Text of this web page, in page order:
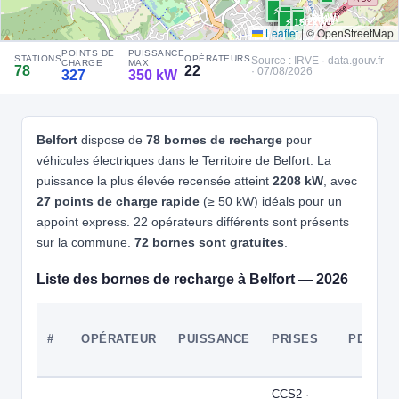
🧭 S'y rendre
4 CITEOS MOBILITÉ ELECTRIQUE PARIS - COGEL
TDE90 - MEROUX-MOVAL - Jonxion 1, Avenue de la Gare
Recharge gratuite
Réservable
🏍️ 2 roues
SIED70 - HERICOURT - Place Brossolette
CCS2 · CHAdeMO · Type 2 · EF
⚡ 300 kW
⚡ 22 kW
⚡ 150 kW
⚡ 22 kW
⚡ 22.08 kW
⚡ 22 kW
⚡ 22 kW
⚡ 50 kW
⚡ 22 kW
⚡ 22 kW
⚡ 150 kW
⚡ 22 kW
⚡ 22 kW
⚡ 22 kW
⚡ 22 kW
⚡ 22 kW
Leaflet|© OpenStreetMap
STATIONS
78
POINTS DE
CHARGE
327
PUISSANCE
MAX
350 kW
OPÉRATEURS
22
Source : IRVE · data.gouv.fr
· 07/08/2026
Belfort dispose de 78 bornes de recharge pour
véhicules électriques dans le Territoire de Belfort. La
puissance la plus élevée recensée atteint 2208 kW , avec
27 points de charge rapide (≥ 50 kW) idéals pour un
appoint express. 22 opérateurs différents sont présents
sur la commune. 72 bornes sont gratuites
Liste des bornes de recharge à Belfort — 2026
# OPÉRATEUR PUISSANCE PRISES PDC
CCS2 ·